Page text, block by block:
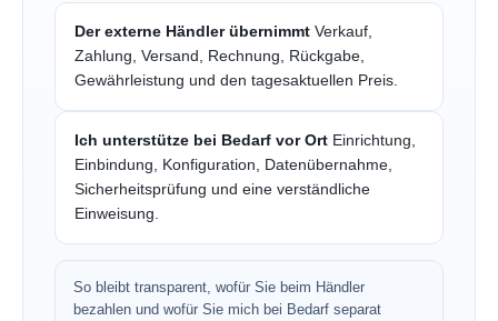
Der externe Händler übernimmt Verkauf,
Zahlung, Versand, Rechnung, Rückgabe,
Gewährleistung und den tagesaktuellen Preis.
Ich unterstütze bei Bedarf vor Ort Einrichtung,
Einbindung, Konfiguration, Datenübernahme,
Sicherheitsprüfung und eine verständliche
Einweisung.
So bleibt transparent, wofür Sie beim Händler
bezahlen und wofür Sie mich bei Bedarf separat